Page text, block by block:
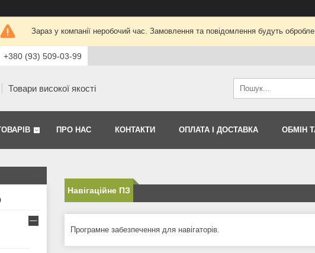
Зараз у компанії неробочий час. Замовлення та повідомлення будуть
+380 (93) 509-03-99
Товари високої якості
ПРО НАС КОНТАКТИ ОПЛАТА І ДОСТАВКА ОБМІН
Навігаційне ПЗ
Програмне забезпечення для навігаторів.